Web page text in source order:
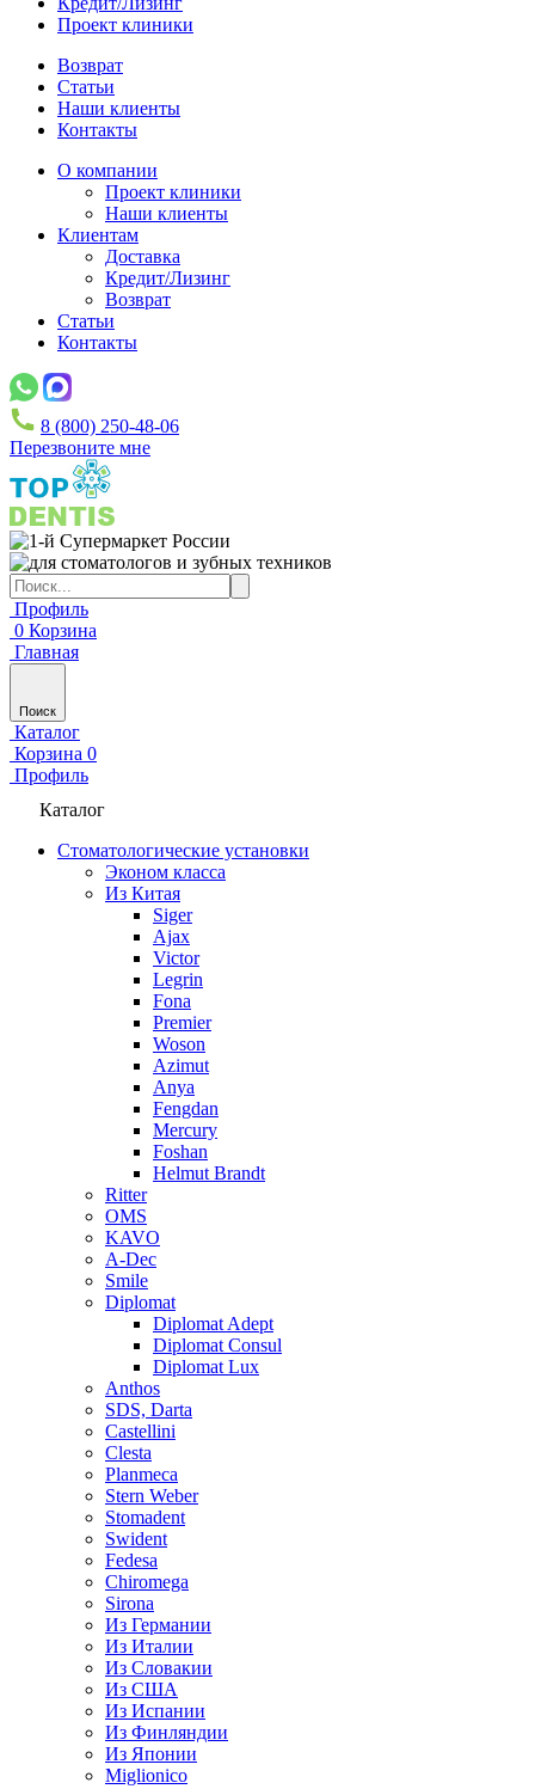
Проект клиники
Возврат
Статьи
Наши клиенты
Контакты
О компании
Проект клиники
Наши клиенты
Клиентам
Доставка
Кредит/Лизинг
Возврат
Статьи
Контакты
8 (800) 250-48-06
Перезвоните мне
Профиль
0 Корзина
Главная
Поиск
Каталог
Корзина 0
Профиль
Каталог
Стоматологические установки
Эконом класса
Из Китая
Siger
Ajax
Victor
Legrin
Fona
Premier
Woson
Azimut
Anya
Fengdan
Mercury
Foshan
Helmut Brandt
Ritter
OMS
KAVO
A-Dec
Smile
Diplomat
Diplomat Adept
Diplomat Consul
Diplomat Lux
Anthos
SDS, Darta
Castellini
Clesta
Planmeca
Stern Weber
Stomadent
Swident
Fedesa
Chiromega
Sirona
Из Германии
Из Италии
Из Словакии
Из США
Из Испании
Из Финляндии
Из Японии
Miglionico